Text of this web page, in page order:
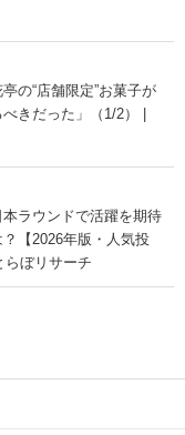
の“店舗限定”お菓子が
きだった」（1/2） |
本ラウンドで活躍を期待
【2026年版・人気投
らぼリサーチ